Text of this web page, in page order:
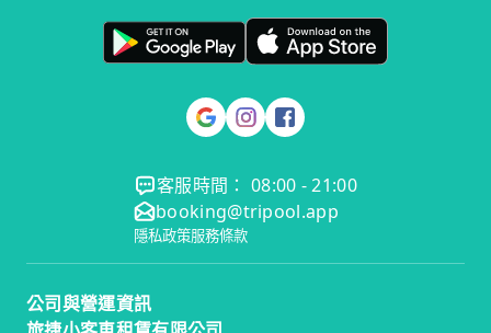
客服時間： 08:00 - 21:00
booking@tripool.app
隱私政策服務條款
公司與營運資訊